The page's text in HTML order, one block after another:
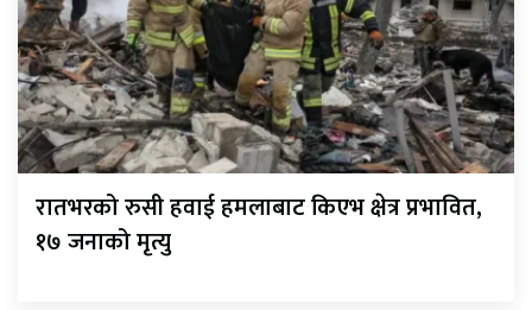
रातभरको रुसी हवाई हमलाबाट किएभ क्षेत्र प्रभावित,
१७ जनाको मृत्यु